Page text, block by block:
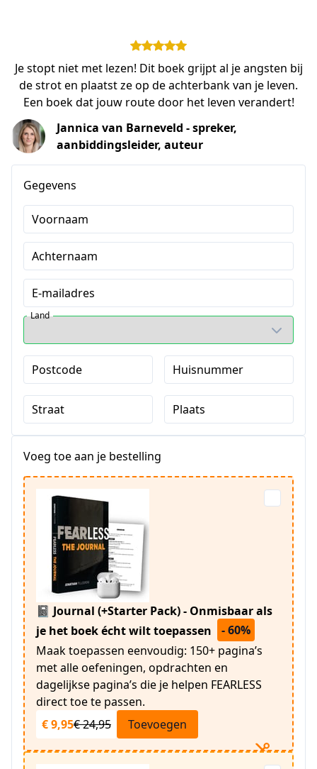
Je stopt niet met lezen! Dit boek grijpt al je angsten bij
de strot en plaatst ze op de achterbank van je leven.
Een boek dat jouw route door het leven verandert!
Jannica van Barneveld - spreker,
aanbiddingsleider, auteur
Gegevens
Voornaam
Achternaam
E-mailadres
Land
Postcode Huisnummer
Straat Plaats
Voeg toe aan je bestelling
📓 Journal (+Starter Pack) - Onmisbaar als
je het boek écht wilt toepassen
- 60%
Maak toepassen eenvoudig: 150+ pagina’s
met alle oefeningen, opdrachten en
dagelijkse pagina’s die je helpen FEARLESS
direct toe te passen.
€ 9,95€ 24,95 Toevoegen